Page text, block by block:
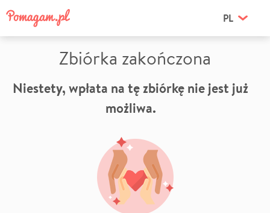
PL
Zbiórka zakończona
Niestety, wpłata na tę zbiórkę nie jest już
możliwa.